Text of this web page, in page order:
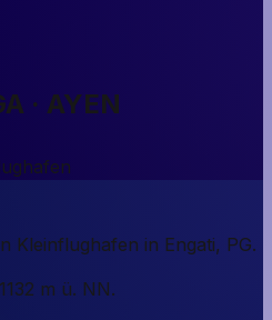
· AYEN
Kleinflughafen in Engati, PG.
m ü. NN.